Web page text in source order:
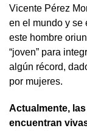
Vicente Pérez
en el mundo y se
este hombre
“joven” para
algún récord,
por mujeres.
Actualmente,
encuentran